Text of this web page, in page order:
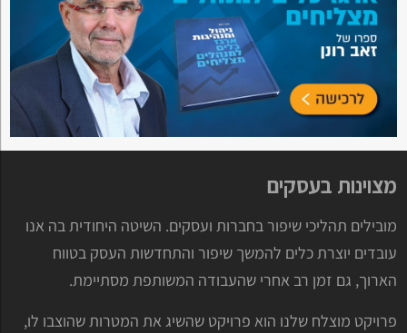
מצוינות בעסקים
מובילים תהליכי שיפור בחברות ועסקים. השיטה היחודית בה אנו
עובדים יוצרת כלים להמשך שיפור והתחדשות העסק בטווח
הארוך, גם זמן רב אחרי שהעבודה המשותפת מסתיימת.
פרויקט מוצלח שלנו הוא פרויקט שהשיג את המטרות שהוצבו לו,